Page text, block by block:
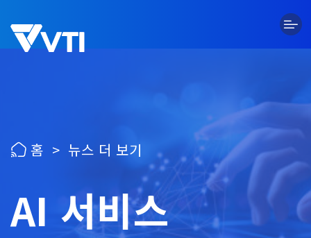
to
content
홈 > 뉴스 더 보기
AI 서비스